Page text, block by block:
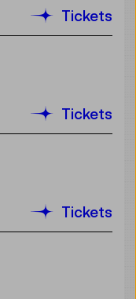
Tickets
Tickets
Tickets